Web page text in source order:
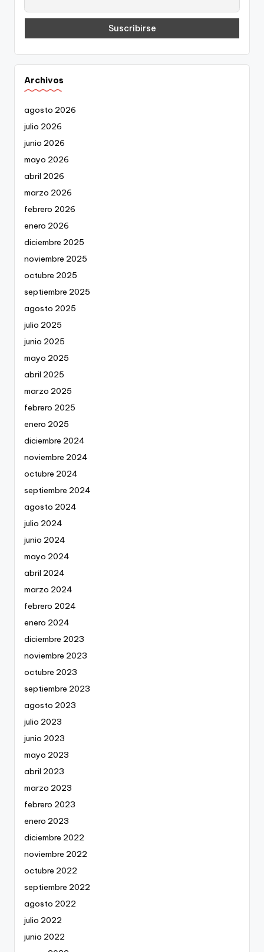
Archivos
agosto 2026
julio 2026
junio 2026
mayo 2026
abril 2026
marzo 2026
febrero 2026
enero 2026
diciembre 2025
noviembre 2025
octubre 2025
septiembre 2025
agosto 2025
julio 2025
junio 2025
mayo 2025
abril 2025
marzo 2025
febrero 2025
enero 2025
diciembre 2024
noviembre 2024
octubre 2024
septiembre 2024
agosto 2024
julio 2024
junio 2024
mayo 2024
abril 2024
marzo 2024
febrero 2024
enero 2024
diciembre 2023
noviembre 2023
octubre 2023
septiembre 2023
agosto 2023
julio 2023
junio 2023
mayo 2023
abril 2023
marzo 2023
febrero 2023
enero 2023
diciembre 2022
noviembre 2022
octubre 2022
septiembre 2022
agosto 2022
julio 2022
junio 2022